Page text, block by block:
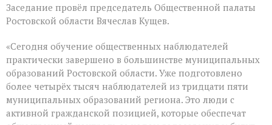
Заседание провёл председатель Общественной палаты
Ростовской области Вячеслав Кущев.
«Сегодня обучение общественных наблюдателей
практически завершено в большинстве муниципальных
образований Ростовской области. Уже подготовлено
более четырёх тысяч наблюдателей из тридцати пяти
муниципальных образований региона. Это люди с
активной гражданской позицией, которые обеспечат